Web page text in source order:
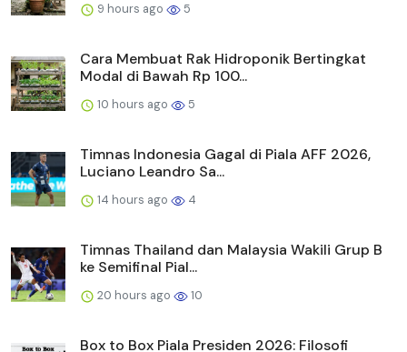
9 hours ago 5
Cara Membuat Rak Hidroponik Bertingkat
Modal di Bawah Rp 100...
10 hours ago 5
Timnas Indonesia Gagal di Piala AFF 2026,
Luciano Leandro Sa...
14 hours ago 4
Timnas Thailand dan Malaysia Wakili Grup B
ke Semifinal Pial...
20 hours ago 10
Box to Box Piala Presiden 2026: Filosofi